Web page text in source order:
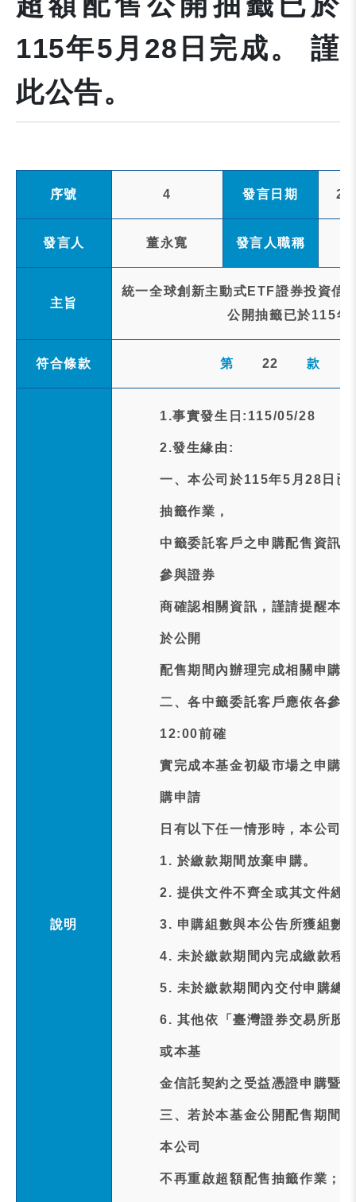
115年5月28日完成。 謹
此公告。
序號 4 發言日期
發言人 董永寬 發言人職稱
主旨
統一全球創新主動式ETF證券投資信
公開抽籤已於115年
符合條款 第 22 款
說明
1.事實發生日:115/05/28
2.發生緣由:
一、本公司於115年5月28日已
抽籤作業，
中籤委託客戶之申購配售資訊
參與證券
商確認相關資訊，謹請提醒本
於公開
配售期間內辦理完成相關申購
二、各中籤委託客戶應依各參
12:00前確
實完成本基金初級市場之申購
購申請
日有以下任一情形時，本公司
1. 於繳款期間放棄申購。
2. 提供文件不齊全或其文件經
3. 申購組數與本公告所獲組數
4. 未於繳款期間內完成繳款程
5. 未於繳款期間內交付申購總
6. 其他依「臺灣證券交易所股
或本基
金信託契約之受益憑證申購暨
三、若於本基金公開配售期間
本公司
不再重啟超額配售抽籤作業；